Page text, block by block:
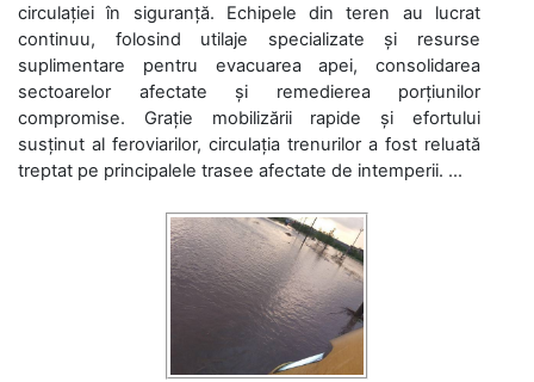
circulației în siguranță. Echipele din teren au lucrat
continuu, folosind utilaje specializate și resurse
suplimentare pentru evacuarea apei, consolidarea
sectoarelor afectate și remedierea porțiunilor
compromise. Grație mobilizării rapide și efortului
susținut al feroviarilor, circulația trenurilor a fost reluată
treptat pe principalele trasee afectate de intemperii. ...